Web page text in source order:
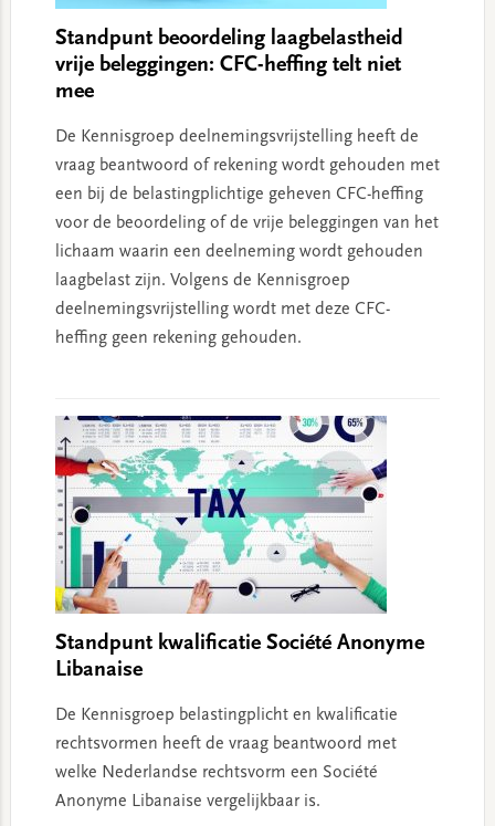
Standpunt beoordeling laagbelastheid
vrije beleggingen: CFC-heffing telt niet
mee
De Kennisgroep deelnemingsvrijstelling heeft de
vraag beantwoord of rekening wordt gehouden met
een bij de belastingplichtige geheven CFC-heffing
voor de beoordeling of de vrije beleggingen van het
lichaam waarin een deelneming wordt gehouden
laagbelast zijn. Volgens de Kennisgroep
deelnemingsvrijstelling wordt met deze CFC-
heffing geen rekening gehouden.
Standpunt kwalificatie Société Anonyme
Libanaise
De Kennisgroep belastingplicht en kwalificatie
rechtsvormen heeft de vraag beantwoord met
welke Nederlandse rechtsvorm een Société
Anonyme Libanaise vergelijkbaar is.